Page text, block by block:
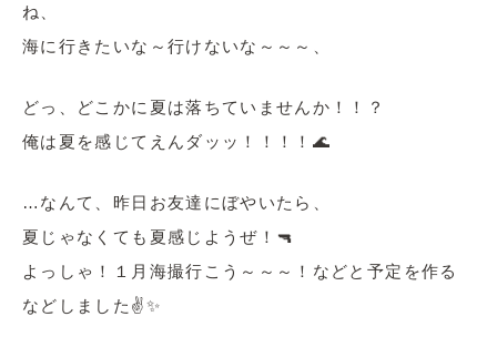
ね、
海に行きたいな～行けないな～～～、
どっ、どこかに夏は落ちていませんか！！？
俺は夏を感じてえんダッッ！！！！🌊
…なんて、昨日お友達にぼやいたら、
夏じゃなくても夏感じようぜ！🔫
よっしゃ！１月海撮行こう～～～！などと予定を作る
などしました✌✨